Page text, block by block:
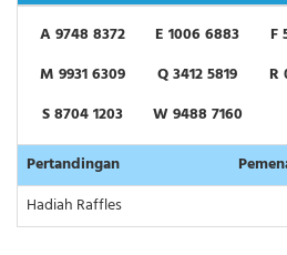
A 9748 8372
E 1006 6883 F
M 9931 6309
Q 3412 5819 R
S 8704 1203
W 9488 7160
Pertandingan
Hadiah Raffles